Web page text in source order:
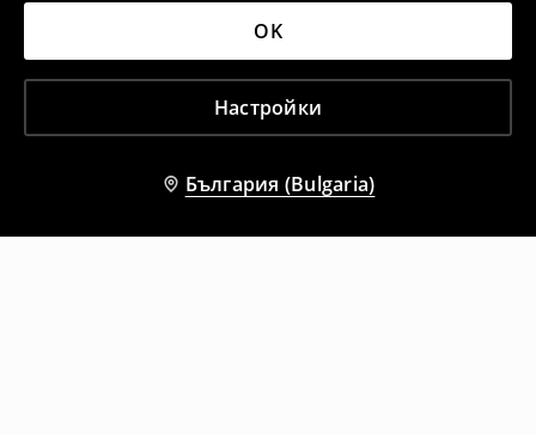
Настройки
OK
България (Bulgaria)